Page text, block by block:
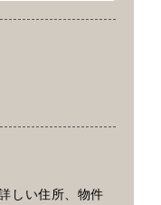
しい住所、物件